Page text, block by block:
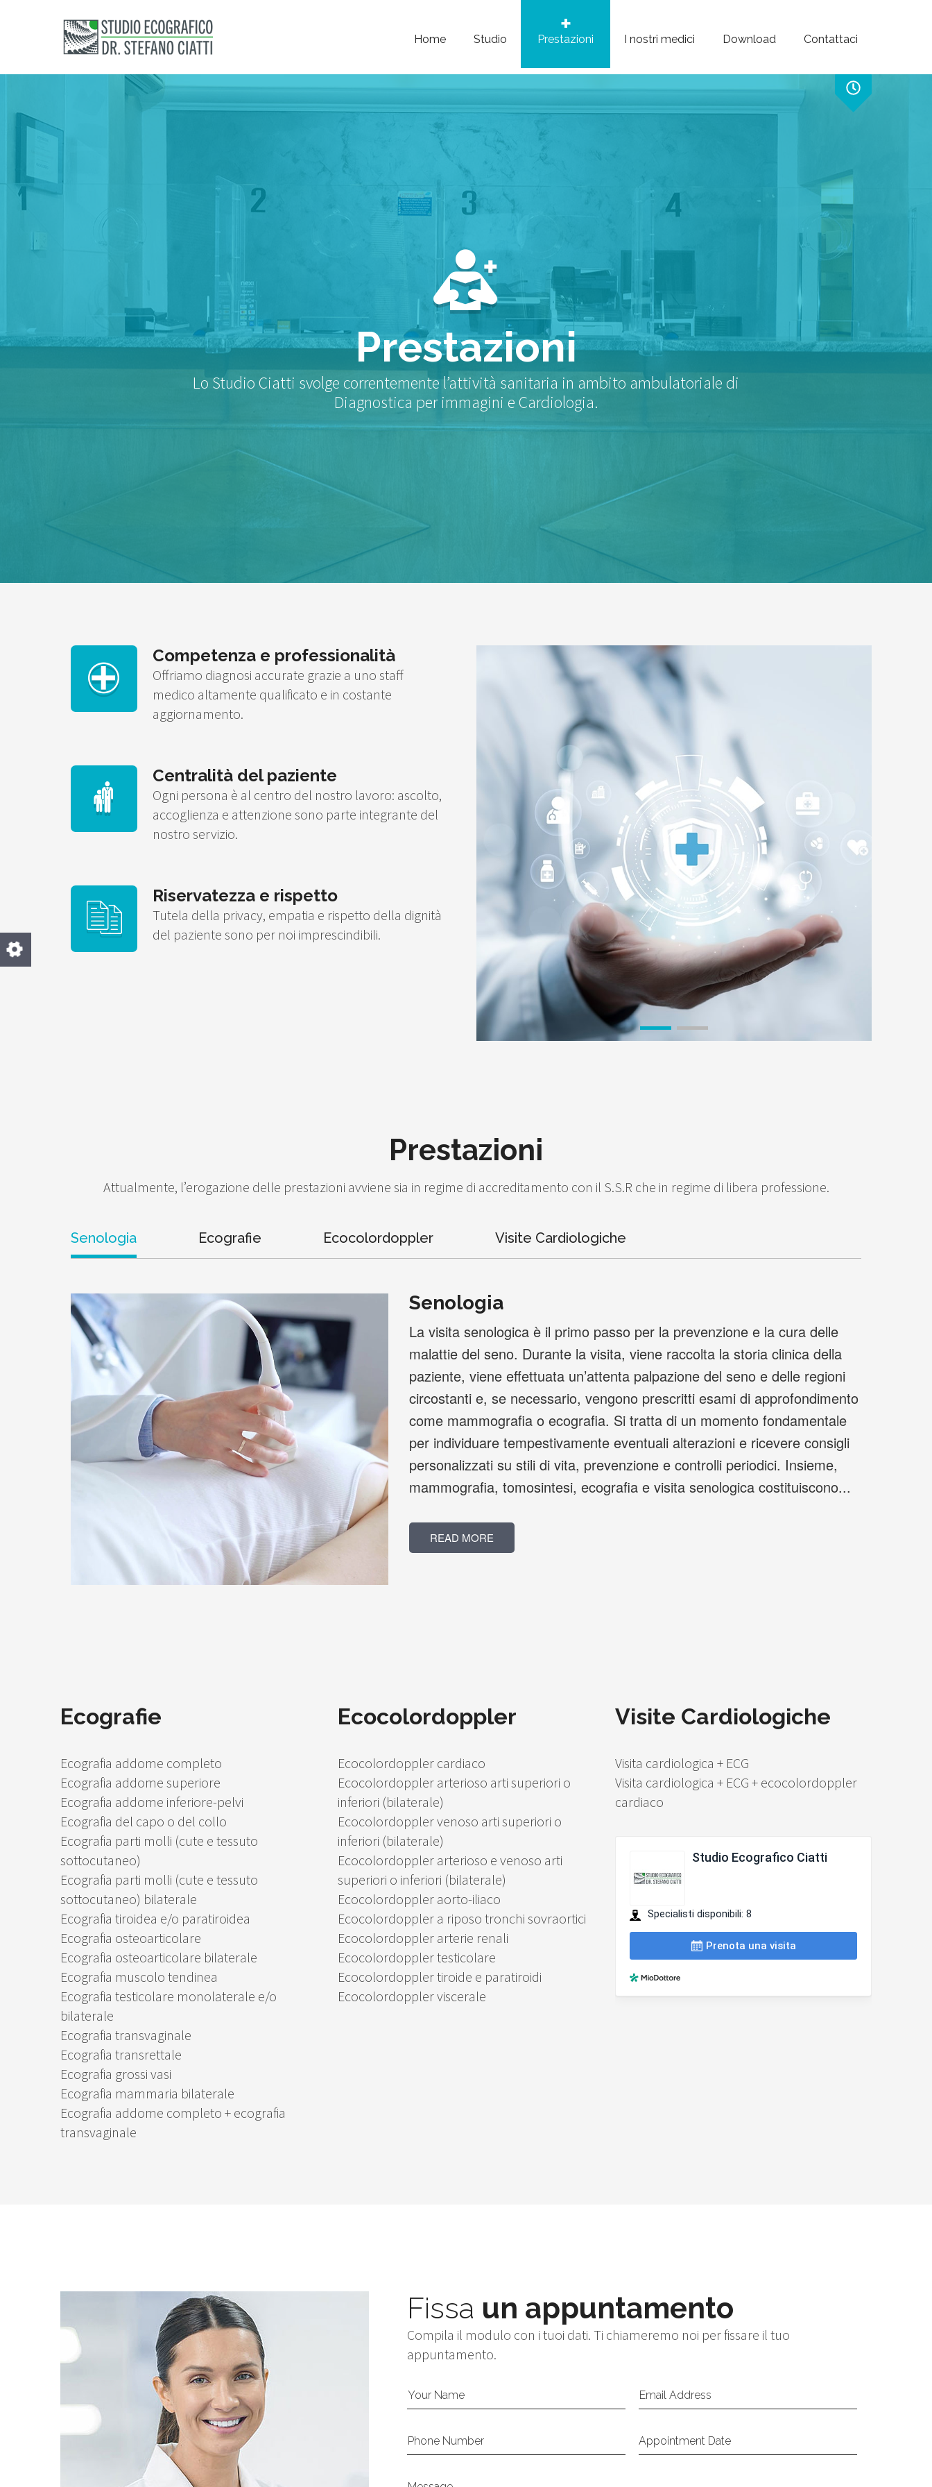
Home Studio Prestazioni I nostri medici Download Contattaci
Prestazioni
Lo Studio Ciatti svolge correntemente l’attività sanitaria in ambito ambulatoriale di
Diagnostica per immagini e Cardiologia.
Competenza e professionalità
Offriamo diagnosi accurate grazie a uno staff
medico altamente qualificato e in costante
aggiornamento.
Centralità del paziente
Ogni persona è al centro del nostro lavoro: ascolto,
accoglienza e attenzione sono parte integrante del
nostro servizio.
Riservatezza e rispetto
Tutela della privacy, empatia e rispetto della dignità
del paziente sono per noi imprescindibili.
Prestazioni
Attualmente, l’erogazione delle prestazioni avviene sia in regime di accreditamento con il S.S.R che in regime di libera professione.
Senologia Ecografie Ecocolordoppler Visite Cardiologiche
Senologia
La visita senologica è il primo passo per la prevenzione e la cura delle
malattie del seno. Durante la visita, viene raccolta la storia clinica della
paziente, viene effettuata un’attenta palpazione del seno e delle regioni
circostanti e, se necessario, vengono prescritti esami di approfondimento
come mammografia o ecografia. Si tratta di un momento fondamentale
per individuare tempestivamente eventuali alterazioni e ricevere consigli
personalizzati su stili di vita, prevenzione e controlli periodici. Insieme,
mammografia, tomosintesi, ecografia e visita senologica costituiscono...
READ MORE
Ecografie
Ecografia addome completo
Ecografia addome superiore
Ecografia addome inferiore-pelvi
Ecografia del capo o del collo
Ecografia parti molli (cute e tessuto
sottocutaneo)
Ecografia parti molli (cute e tessuto
sottocutaneo) bilaterale
Ecografia tiroidea e/o paratiroidea
Ecografia osteoarticolare
Ecografia osteoarticolare bilaterale
Ecografia muscolo tendinea
Ecografia testicolare monolaterale e/o
bilaterale
Ecografia transvaginale
Ecografia transrettale
Ecografia grossi vasi
Ecografia mammaria bilaterale
Ecografia addome completo + ecografia
transvaginale
Ecocolordoppler
Ecocolordoppler cardiaco
Ecocolordoppler arterioso arti superiori o
inferiori (bilaterale)
Ecocolordoppler venoso arti superiori o
inferiori (bilaterale)
Ecocolordoppler arterioso e venoso arti
superiori o inferiori (bilaterale)
Ecocolordoppler aorto-iliaco
Ecocolordoppler a riposo tronchi sovraortici
Ecocolordoppler arterie renali
Ecocolordoppler testicolare
Ecocolordoppler tiroide e paratiroidi
Ecocolordoppler viscerale
Visite Cardiologiche
Visita cardiologica + ECG
Visita cardiologica + ECG + ecocolordoppler
cardiaco
Fissa un appuntamento
Compila il modulo con i tuoi dati. Ti chiameremo noi per fissare il tuo
appuntamento.
Your Name Email Address
Phone Number